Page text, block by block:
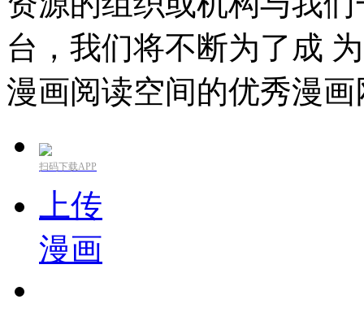
台，我们将不断为了成
漫画阅读空间的优秀漫
扫码下载APP
上传
漫画